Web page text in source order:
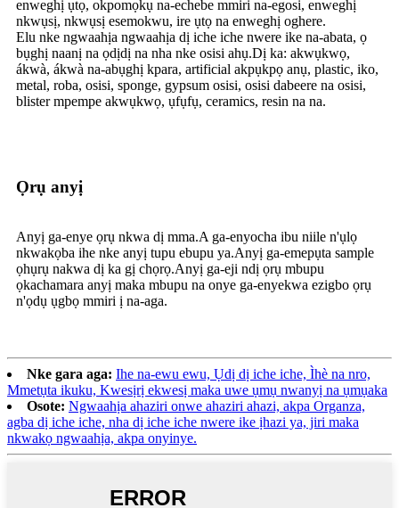
enweghị ụtọ, okpomọkụ na-echebe mmiri na-egosi, enweghị
nkwụsị, nkwụsị esemokwu, ire ụtọ na enweghị oghere.
Elu nke ngwaahịa ngwaahịa dị iche iche nwere ike na-abata, ọ
bụghị naanị na ọdịdị na nha nke osisi ahụ.Dị ka: akwụkwọ,
ákwà, ákwà na-abụghị kpara, artificial akpụkpọ anụ, plastic, iko,
metal, roba, osisi, sponge, gypsum osisi, osisi dabeere na osisi,
blister mpempe akwụkwọ, ụfụfụ, ceramics, resin na na.
Ọrụ anyị
Anyị ga-enye ọrụ nkwa dị mma.A ga-enyocha ibu niile n'ụlọ
nkwakọba ihe nke anyị tupu ebupu ya.Anyị ga-emepụta sample
ọhụrụ nakwa dị ka gị chọrọ.Anyị ga-eji ndị ọrụ mbupu
ọkachamara anyị maka mbupu na onye ga-enyekwa ezigbo ọrụ
n'ọdụ ụgbọ mmiri ị na-aga.
Nke gara aga: Ihe na-ewu ewu, Ụdị dị iche iche, Ìhè na nro,
Mmetụta ikuku, Kwesịrị ekwesị maka uwe ụmụ nwanyị na ụmụaka
Osote: Ngwaahịa ahaziri onwe ahaziri ahazi, akpa Organza,
agba dị iche iche, nha dị iche iche nwere ike ịhazi ya, jiri maka
nkwakọ ngwaahịa, akpa onyinye.